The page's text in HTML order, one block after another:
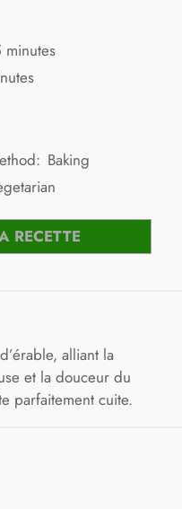
minutes
Baking
RECETTE
alliant la
et la douceur du
parfaitement cuite.